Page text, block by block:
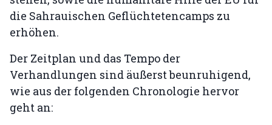
die Sahrauischen Geflüchtetencamps zu
erhöhen.
Der Zeitplan und das Tempo der
Verhandlungen sind äußerst beunruhigend,
wie aus der folgenden Chronologie hervor
geht an: